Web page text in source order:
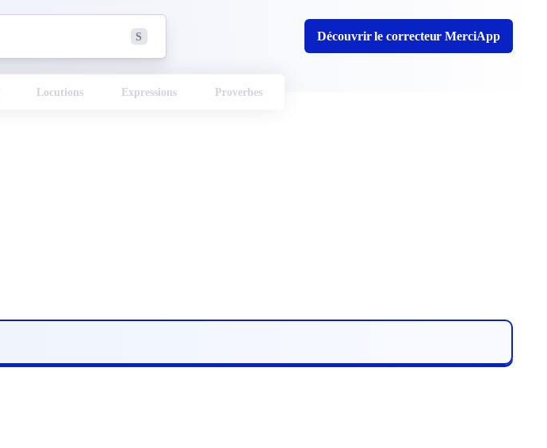
S Découvrir le correcteur MerciApp
Locutions Expressions Proverbes